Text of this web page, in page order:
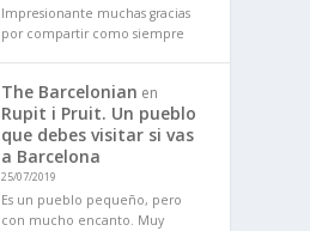
Impresionante muchas gracias
por compartir como siempre
The Barcelonian en
Rupit i Pruit. Un pueblo
que debes visitar si vas
a Barcelona
25/07/2019
Es un pueblo pequeño, pero
con mucho encanto. Muy